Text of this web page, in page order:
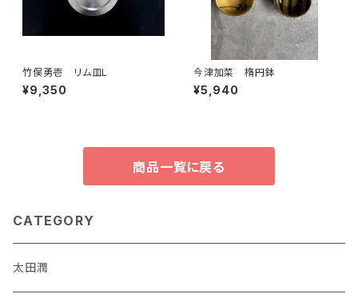
竹俣勇壱 リム皿L
¥9,350
今津加菜 楕円鉢
¥5,940
商品一覧に戻る
CATEGORY
太田潤